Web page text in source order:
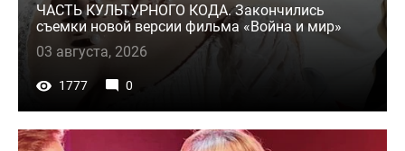
ЧАСТЬ КУЛЬТУРНОГО КОДА. Закончились
съемки новой версии фильма «Война и мир»
03 августа, 2026
1777 0